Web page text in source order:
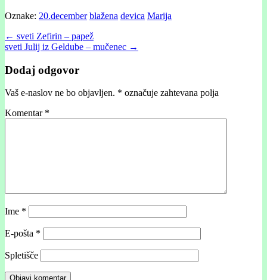
Oznake: 20.december blažena devica Marija
Post
navigation
← sveti Zefirin – papež
sveti Julij iz Geldube – mučenec →
Dodaj odgovor
Vaš e-naslov ne bo objavljen. * označuje zahtevana polja
Komentar *
Ime *
E-pošta *
Spletišče